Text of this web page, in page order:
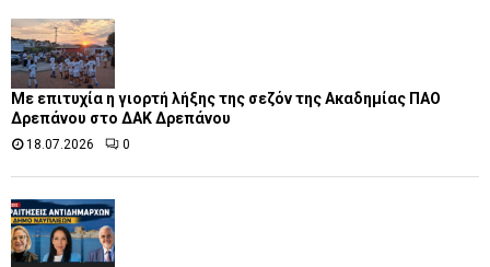
Με επιτυχία η γιορτή λήξης της σεζόν της Ακαδημίας ΠΑΟ
Δρεπάνου στο ΔΑΚ Δρεπάνου
18.07.2026 0